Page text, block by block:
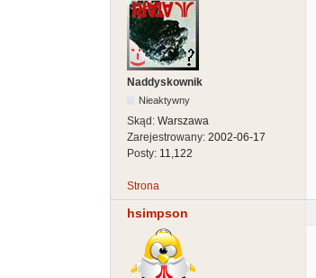
Naddyskownik
Nieaktywny
Skąd: Warszawa
Zarejestrowany: 2002-06-17
Posty: 11,122
Strona
hsimpson